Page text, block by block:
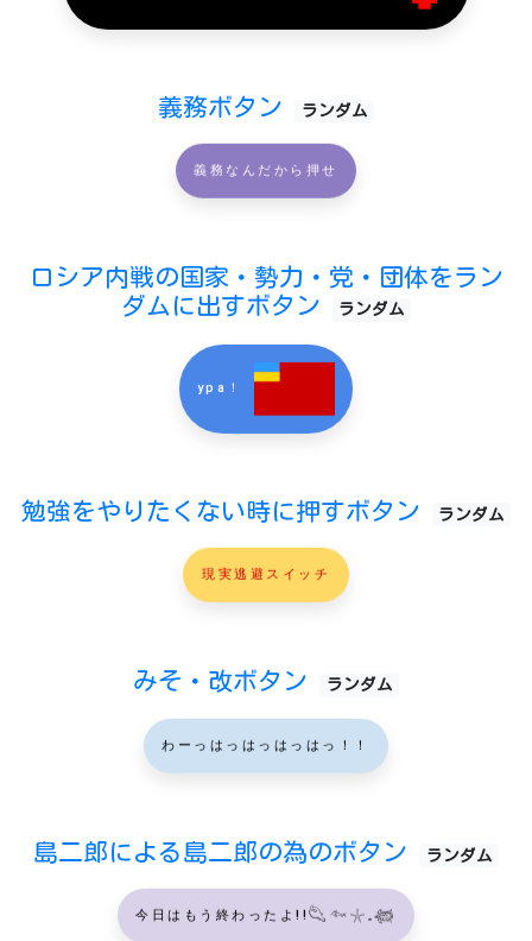
義務ボタン ランダム
義務なんだから押せ
ロシア内戦の国家・勢力・党・団体をラン
ダムに出すボタン
ランダム
ypa！
勉強をやりたくない時に押すボタン ランダム
現実逃避スイッチ
みそ・改ボタン ランダム
わーっはっはっはっはっ！！
島二郎による島二郎の為のボタン ランダム
今日はもう終わったよ!!𓆡𓆜𓇼𓈒𓆉